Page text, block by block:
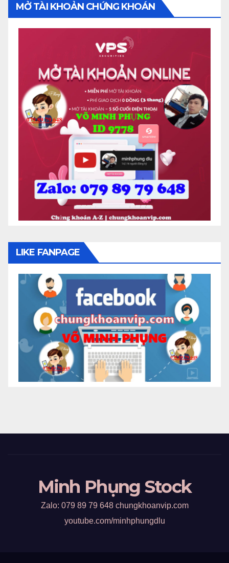
MỞ TÀI KHOẢN CHỨNG KHOÁN
LIKE FANPAGE
Minh Phụng Stock
Zalo: 079 89 79 648 chungkhoanvip.com
youtube.com/minhphungdlu